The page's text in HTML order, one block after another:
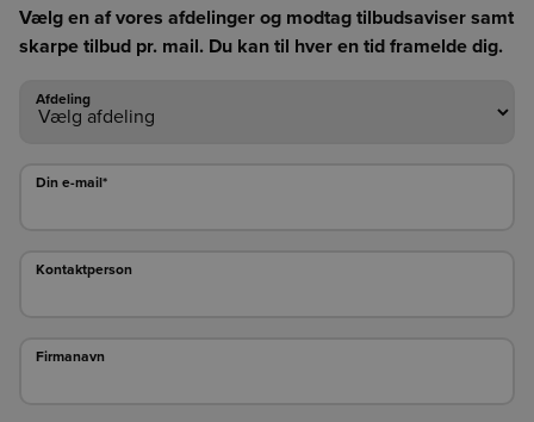
Vælg en af vores afdelinger og modtag tilbudsaviser samt
skarpe tilbud pr. mail. Du kan til hver en tid framelde dig.
Afdeling
Afdeling
Din e-mail*
Din e-mail*
Kontaktperson
Kontaktperson
Firmanavn
Firmanavn